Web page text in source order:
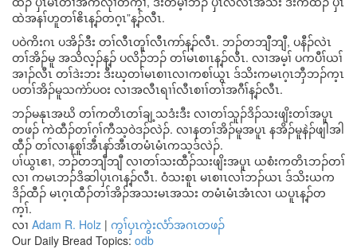
ထဲအနၢ်ဟူတၢ်ဧိၤန့ၣ်တဂ့ၤ”န့ၣ်လီၤ.
ပဝဲကိးဂၤ ပအိၣ်ဒီး တၢ်လီၤတူၢ်လီၤကာ်န့ၣ်လီၤ. ဘၣ်တဘျီဘျီ, ပနီၣ်လဲၤ
တၢ်အိၣ်မူ အသိလ့ၣ်န့ၣ် ပလိၣ်ဘၣ် တၢ်မၤစၢၤန့ၣ်လီၤ. လၢအမ့ၢ် ပကပီၢ်ယၢ်
အၢၣ်လီၤ တၢ်ဒဲးဘး ဒီးဃ့တၢ်မၤစၢၤလၢကစၢ်ယွၤ ဒ်သိးကမၤဂ့ၤဘှီဘၣ်က့ၤ
ပတၢ်အိၣ်မူသကဲာ်ပဝး လၢအလီၤရၢၢ်လီၤစၢၢ်တၢ်အဂီၢ်န့ၣ်လီၤ.
ဘၣ်မနုၤအဃိ တၢ်ကတိၤတၢ်ချ့သဒံးဒီး လၢတၢ်သူၣ်ဒိၣ်သးဖျိးတၢ်အပူၤ
တဖၣ် ကဲထီၣ်တၢ်ဂ့ၢ်ကီသ့ဝဲဒၣ်လဲၣ်. လၢနတၢ်အိၣ်မူအပူၤ နအိၣ်မူနဲၣ်ဖျါအါ
ထီၣ် တၢ်လၢနစူၢ်အီၤနာ်အီၤတမံၤမံၤကသ့ဒ်လဲၣ်.
ပၢ်ယွၤဧၢ, ဘၣ်တဘျီဘျီ လၢတၢ်သးထီၣ်သးဖျိးအပူၤ ယစံးကတိၤဘၣ်တၢ်
လၢ ကမၤဘၣ်ဒိဆါပှၤဂၤန့ၣ်လီၤ. ဝံသးစူၤ မၤစၢၤလၢ်ဘၣ်ယၤ ဒ်သိးယက
ဒိၣ်ထီၣ် မၤဂ့ၤထီၣ်တၢ်အိၣ်အသးမၤအသး တမံၤမံၤအံၤလၢ ယပူၤန့ၣ်တ
က့ၢ်.
လၢ Adam R. Holz | ကွၢ်ပှၤကွဲးလံာ်အဂၤတဖၣ်
Our Daily Bread Topics: odb